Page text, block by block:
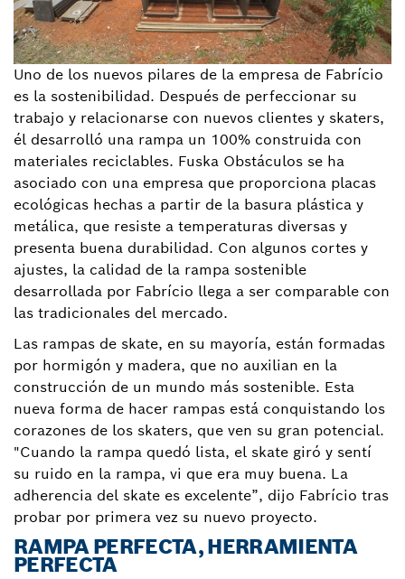
Uno de los nuevos pilares de la empresa de Fabrício
es la sostenibilidad. Después de perfeccionar su
trabajo y relacionarse con nuevos clientes y skaters,
él desarrolló una rampa un 100% construida con
materiales reciclables. Fuska Obstáculos se ha
asociado con una empresa que proporciona placas
ecológicas hechas a partir de la basura plástica y
metálica, que resiste a temperaturas diversas y
presenta buena durabilidad. Con algunos cortes y
ajustes, la calidad de la rampa sostenible
desarrollada por Fabrício llega a ser comparable con
las tradicionales del mercado.
Las rampas de skate, en su mayoría, están formadas
por hormigón y madera, que no auxilian en la
construcción de un mundo más sostenible. Esta
nueva forma de hacer rampas está conquistando los
corazones de los skaters, que ven su gran potencial.
"Cuando la rampa quedó lista, el skate giró y sentí
su ruido en la rampa, vi que era muy buena. La
adherencia del skate es excelente”, dijo Fabrício tras
probar por primera vez su nuevo proyecto.
RAMPA PERFECTA, HERRAMIENTA
PERFECTA